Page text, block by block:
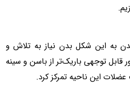
به این شکل بدن نیاز به تلاش و
قابل توجهی باریک‌تر از باسن و سینه
این ناحیه تمرکز کرد.